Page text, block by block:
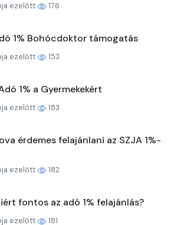
ezelőtt 176
1% Bohócdoktor támogatás
ezelőtt 153
1% a Gyermekekért
ezelőtt 183
érdemes felajánlani az SZJA 1%-
ezelőtt 182
fontos az adó 1% felajánlás?
ezelőtt 181